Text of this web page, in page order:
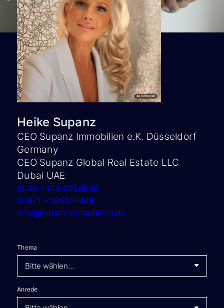
Heike Supanz
CEO Supanz Immobilien e.K. Düsseldorf
Germany
CEO Supanz Global Real Estate LLC
Dubai UAE
0049 - 173-2058888
00971 - 589551489
info@supanz-immobilien.de
Thema
Anrede